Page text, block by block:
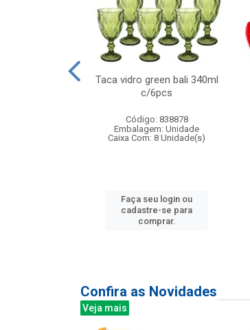
Taca vidro green bali 340ml
c/6pcs
Código: 838878
Embalagem: Unidade
Caixa Com: 8 Unidade(s)
Faça seu login ou
cadastre-se para
comprar.
Confira as Novidades
Veja mais